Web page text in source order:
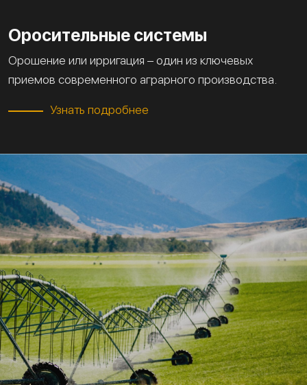
Оросительные системы
Орошение или ирригация – один из ключевых
приемов современного аграрного производства.
Узнать подробнее